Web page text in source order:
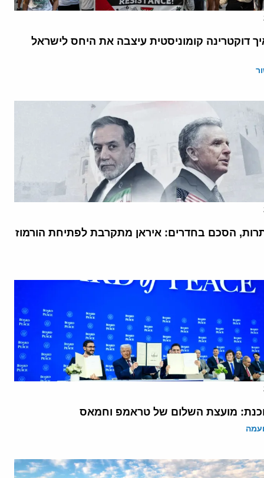
דוקטרינה קומוניסטית עיצבה את היחס לישראל
הסכם בחדרים: איראן מתקרבת לפתיחת הורמוז
מועצת השלום של טראמפ וחמאס